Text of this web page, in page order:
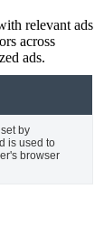
relevant ads
across
ads.
by
is used to
browser